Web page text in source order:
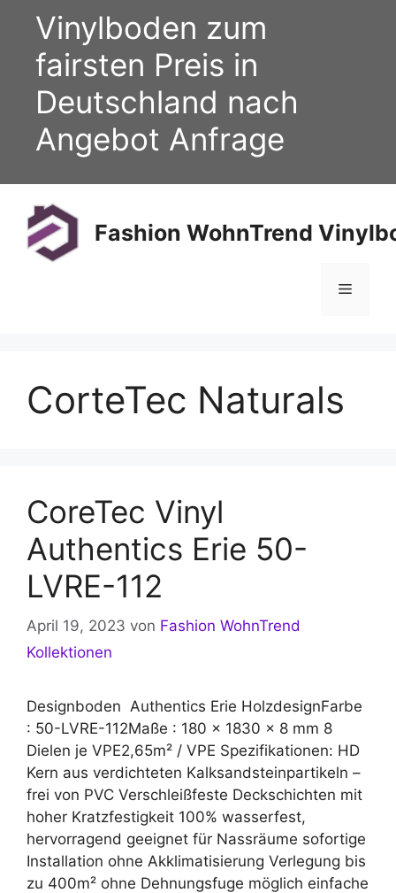
springen
Vinylboden zum
fairsten Preis in
Deutschland nach
Angebot Anfrage
Fashion WohnTrend
Menü
CorteTec Naturals
CoreTec Vinyl
Authentics Erie 50-
LVRE-112
April 19, 2023 von Fashion WohnTrend
Kollektionen
Designboden Authentics Erie HolzdesignFarbe
: 50-LVRE-112Maße : 180 x 1830 x 8 mm 8
Dielen je VPE2,65m² / VPE Spezifikationen: HD
Kern aus verdichteten Kalksandsteinpartikeln –
frei von PVC Verschleißfeste Deckschichten mit
hoher Kratzfestigkeit 100% wasserfest,
hervorragend geeignet für Nassräume sofortige
Installation ohne Akklimatisierung Verlegung bis
zu 400m² ohne Dehnungsfuge möglich einfache